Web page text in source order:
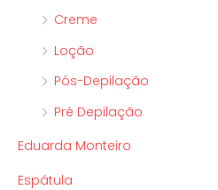
Creme
Loção
Pós-Depilação
Pré Depilação
Eduarda Monteiro
Espátula